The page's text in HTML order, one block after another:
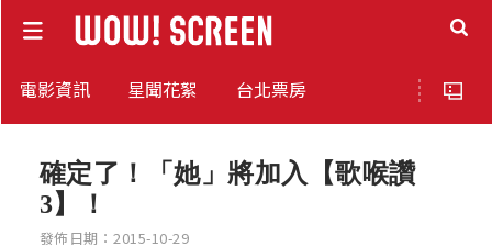
電影資訊 星聞花絮 台北票房
確定了！「她」將加入【歌喉讚
3】！
發佈日期：2015-10-29